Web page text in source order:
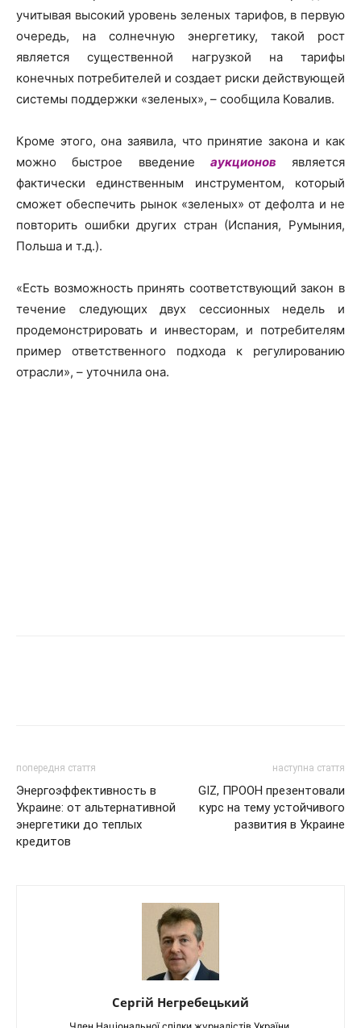
учитывая высокий уровень зеленых тарифов, в первую
очередь, на солнечную энергетику, такой рост
является существенной нагрузкой на тарифы
конечных потребителей и создает риски действующей
системы поддержки «зеленых», – сообщила Ковалив.
Кроме этого, она заявила, что принятие закона и как
можно быстрое введение аукционов является
фактически единственным инструментом, который
сможет обеспечить рынок «зеленых» от дефолта и не
повторить ошибки других стран (Испания, Румыния,
Польша и т.д.).
«Есть возможность принять соответствующий закон в
течение следующих двух сессионных недель и
продемонстрировать и инвесторам, и потребителям
пример ответственного подхода к регулированию
отрасли», – уточнила она.
попередня стаття
Энергоэффективность в
Украине: от альтернативной
энергетики до теплых
кредитов
наступна стаття
GIZ, ПРООН презентовали
курс на тему устойчивого
развития в Украине
Сергій Негребецький